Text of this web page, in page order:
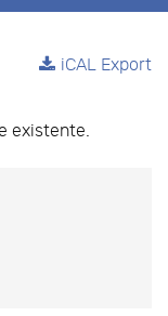
iCAL Export
existente.